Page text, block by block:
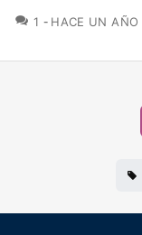
1 COMENTARIOS
HACE UN AÑO